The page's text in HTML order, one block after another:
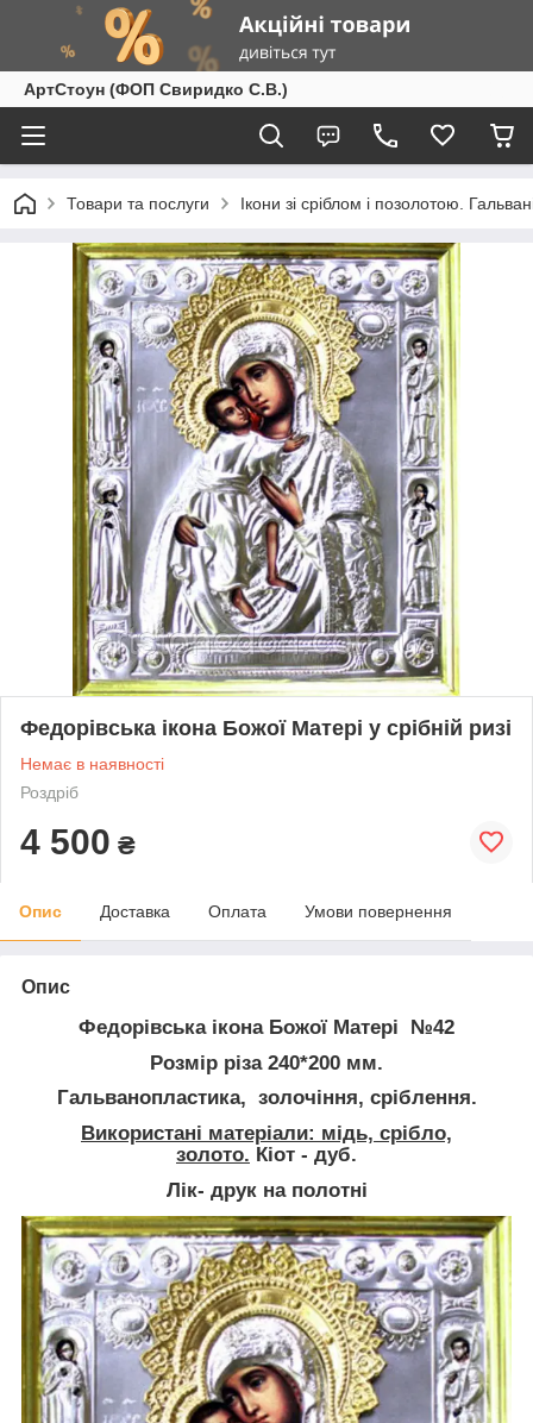
АртСтоун (ФОП Свиридко С.В.)
Товари та послуги Ікони зі сріблом і позолотою.
Федорівська ікона Божої Матері у срібній ризі
Немає в наявності
Роздріб
4 500 ₴
Опис Доставка Оплата Умови повернення
Опис
Федорівська ікона Божої Матері №42
Розмір різа 240*200 мм.
Гальванопластика, золочіння, сріблення.
Використані матеріали: мідь, срібло,
золото. Кіот - дуб.
Лік- друк на полотні